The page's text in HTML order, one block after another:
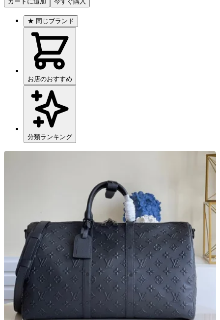
★ 同じブランド
お店のおすすめ
分類ランキング